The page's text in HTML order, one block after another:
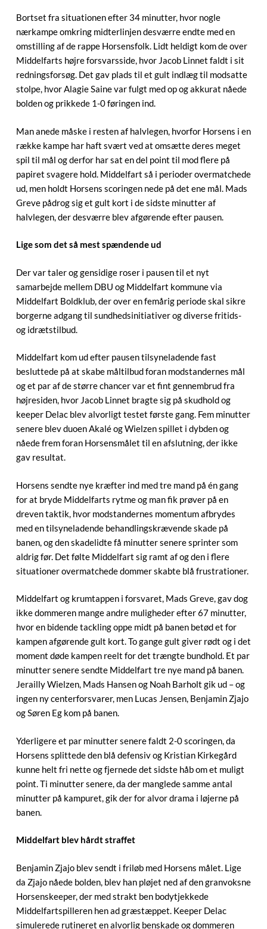
Bortset fra situationen efter 34 minutter, hvor nogle
nærkampe omkring midterlinjen desværre endte med en
omstilling af de rappe Horsensfolk. Lidt heldigt kom de over
Middelfarts højre forsvarsside, hvor Jacob Linnet faldt i sit
redningsforsøg. Det gav plads til et gult indlæg til modsatte
stolpe, hvor Alagie Saine var fulgt med op og akkurat nåede
bolden og prikkede 1-0 føringen ind.
Man anede måske i resten af halvlegen, hvorfor Horsens i en
række kampe har haft svært ved at omsætte deres meget
spil til mål og derfor har sat en del point til mod flere på
papiret svagere hold. Middelfart så i perioder overmatchede
ud, men holdt Horsens scoringen nede på det ene mål. Mads
Greve pådrog sig et gult kort i de sidste minutter af
halvlegen, der desværre blev afgørende efter pausen.
Lige som det så mest spændende ud
Der var taler og gensidige roser i pausen til et nyt
samarbejde mellem DBU og Middelfart kommune via
Middelfart Boldklub, der over en femårig periode skal sikre
borgerne adgang til sundhedsinitiativer og diverse fritids-
og idrætstilbud.
Middelfart kom ud efter pausen tilsyneladende fast
besluttede på at skabe måltilbud foran modstandernes mål
og et par af de større chancer var et fint gennembrud fra
højresiden, hvor Jacob Linnet bragte sig på skudhold og
keeper Delac blev alvorligt testet første gang. Fem minutter
senere blev duoen Akalé og Wielzen spillet i dybden og
nåede frem foran Horsensmålet til en afslutning, der ikke
gav resultat.
Horsens sendte nye kræfter ind med tre mand på én gang
for at bryde Middelfarts rytme og man fik prøver på en
dreven taktik, hvor modstandernes momentum afbrydes
med en tilsyneladende behandlingskrævende skade på
banen, og den skadelidte få minutter senere sprinter som
aldrig før. Det følte Middelfart sig ramt af og den i flere
situationer overmatchede dommer skabte blå frustrationer.
Middelfart og krumtappen i forsvaret, Mads Greve, gav dog
ikke dommeren mange andre muligheder efter 67 minutter,
hvor en bidende tackling oppe midt på banen betød et for
kampen afgørende gult kort. To gange gult giver rødt og i det
moment døde kampen reelt for det trængte bundhold. Et par
minutter senere sendte Middelfart tre nye mand på banen.
Jerailly Wielzen, Mads Hansen og Noah Barholt gik ud – og
ingen ny centerforsvarer, men Lucas Jensen, Benjamin Zjajo
og Søren Eg kom på banen.
Yderligere et par minutter senere faldt 2-0 scoringen, da
Horsens splittede den blå defensiv og Kristian Kirkegård
kunne helt fri nette og fjernede det sidste håb om et muligt
point. Ti minutter senere, da der manglede samme antal
minutter på kampuret, gik der for alvor drama i løjerne på
banen.
Middelfart blev hårdt straffet
Benjamin Zjajo blev sendt i friløb med Horsens målet. Lige
da Zjajo nåede bolden, blev han pløjet ned af den granvoksne
Horsenskeeper, der med strakt ben bodytjekkede
Middelfartspilleren hen ad græstæppet. Keeper Delac
simulerede rutineret en alvorlig benskade og dommeren